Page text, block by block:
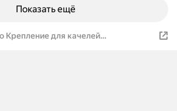
Показать ещё
Крепление для качелей